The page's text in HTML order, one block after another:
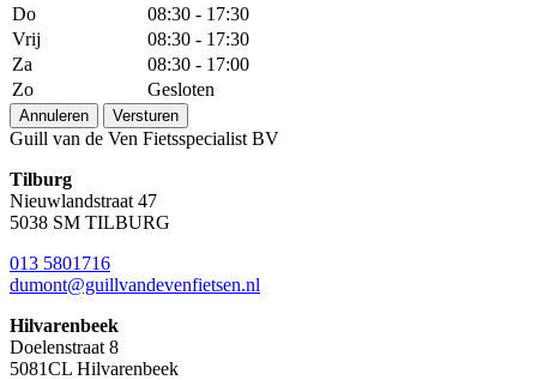
Do
08:30 - 17:30
Vrij
08:30 - 17:30
Za
08:30 - 17:00
Zo
Gesloten
Annuleren Versturen
Guill van de Ven Fietsspecialist BV
Tilburg
Nieuwlandstraat 47
5038 SM TILBURG
013 5801716
dumont@guillvandevenfietsen.nl
Hilvarenbeek
Doelenstraat 8
5081CL Hilvarenbeek